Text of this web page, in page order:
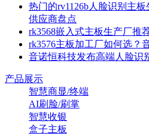
热门的rv1126b人脸识别主
供应商盘点
rk3568嵌入式主板生产厂推
rk3576主板加工厂如何选？
音诺恒科技发布高端人脸识
产品展示
智慧商显/终端
AI刷脸/刷掌
智慧收银
盒子主板